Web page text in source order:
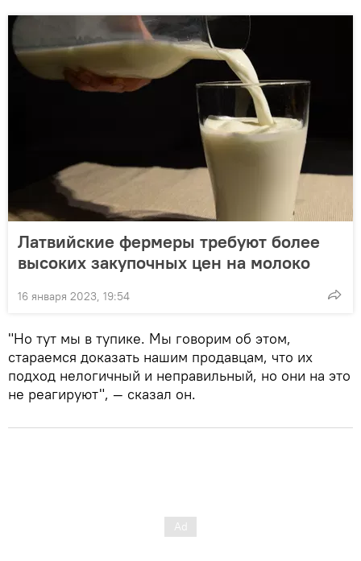
Латвийские фермеры требуют более
высоких закупочных цен на молоко
16 января 2023, 19:54
"Но тут мы в тупике. Мы говорим об этом,
стараемся доказать нашим продавцам, что их
подход нелогичный и неправильный, но они на это
не реагируют", — сказал он.